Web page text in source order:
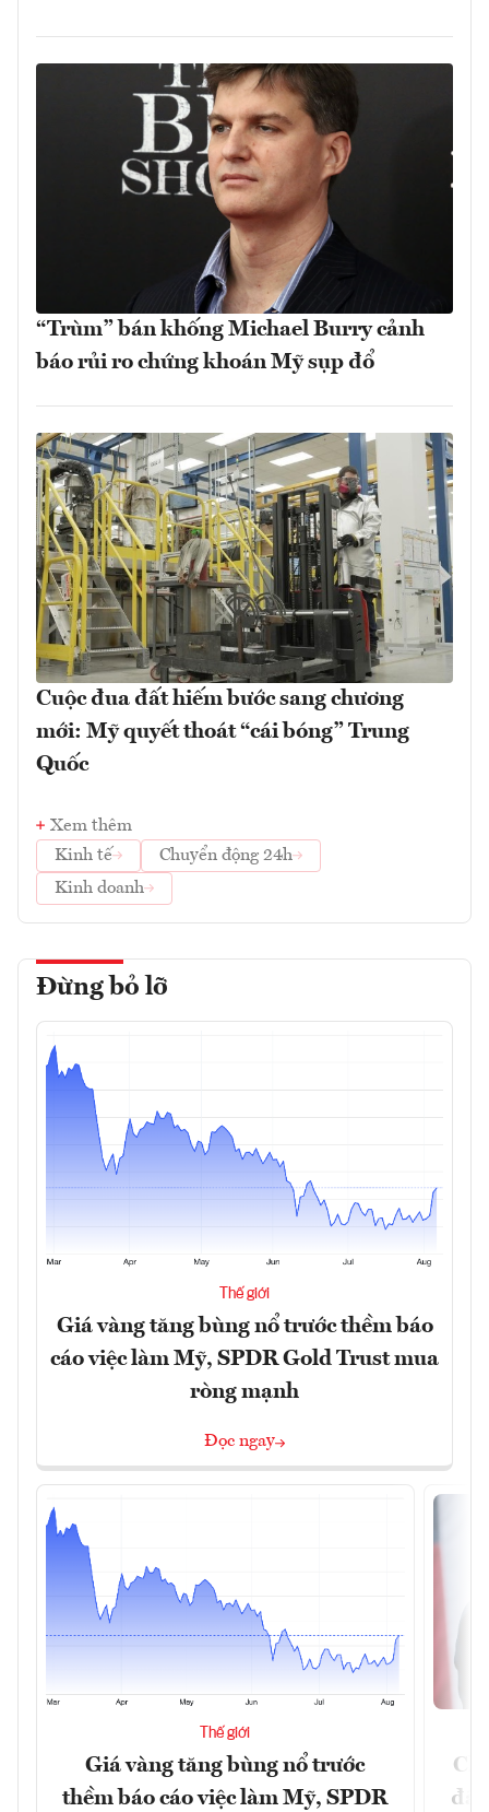
“Trùm” bán khống Michael Burry cảnh
báo rủi ro chứng khoán Mỹ sụp đổ
Cuộc đua đất hiếm bước sang chương
mới: Mỹ quyết thoát “cái bóng” Trung
Quốc
Xem thêm
Kinh tế
Chuyển động 24h
Kinh doanh
Đừng bỏ lỡ
Thế giới
Giá vàng tăng bùng nổ trước thềm báo
cáo việc làm Mỹ, SPDR Gold Trust mua
ròng mạnh
Đọc ngay
Thế giới
Giá vàng tăng bùng nổ trước
thềm báo cáo việc làm Mỹ, SPDR
đã